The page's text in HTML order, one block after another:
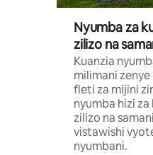
Nyumba za
zilizo na
Kuanzia
milimani
fleti za mijini
nyumba hizi
zilizo na
vistawishi
nyumbani.